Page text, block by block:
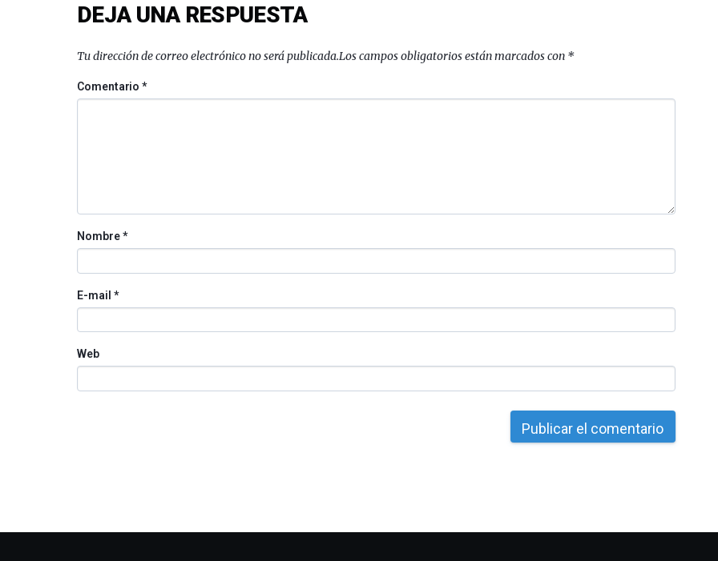
DEJA UNA RESPUESTA
Tu dirección de correo electrónico no será publicada.Los campos obligatorios están marcados con *
Comentario*
Nombre*
E-mail *
Web